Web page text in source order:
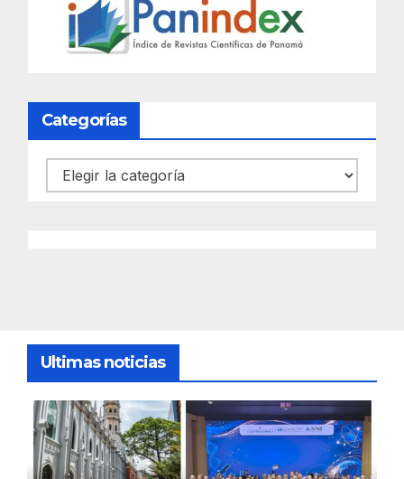
Categorías
Categorías
Ultimas noticias